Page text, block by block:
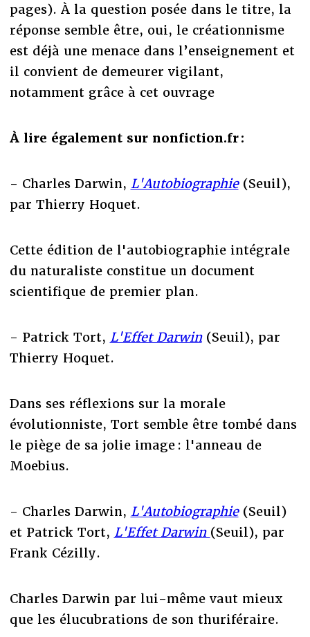
pages). À la question posée dans le titre, la
réponse semble être, oui, le créationnisme
est déjà une menace dans l’enseignement et
il convient de demeurer vigilant,
notamment grâce à cet ouvrage
À lire également sur nonfiction.fr :
- Charles Darwin, L'Autobiographie(Seuil),
par Thierry Hoquet.
Cette édition de l'autobiographie intégrale
du naturaliste constitue un document
scientifique de premier plan.
- Patrick Tort, L'Effet Darwin(Seuil), par
Thierry Hoquet.
Dans ses réflexions sur la morale
évolutionniste, Tort semble être tombé dans
le piège de sa jolie image : l'anneau de
Moebius.
- Charles Darwin, L'Autobiographie(Seuil)
et Patrick Tort, L'Effet Darwin (Seuil), par
Frank Cézilly.
Charles Darwin par lui-même vaut mieux
que les élucubrations de son thuriféraire.